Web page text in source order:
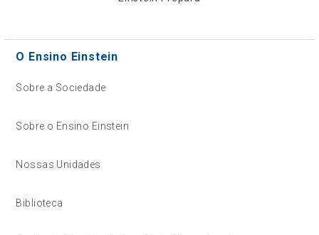
O Ensino Einstein
Sobre a Sociedade
Sobre o Ensino Einstein
Nossas Unidades
Biblioteca